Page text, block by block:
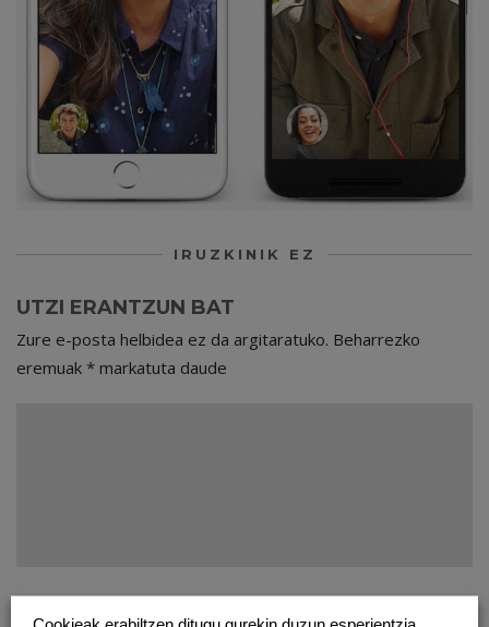
IRUZKINIK EZ
UTZI ERANTZUN BAT
Zure e-posta helbidea ez da argitaratuko. Beharrezko
eremuak * markatuta daude